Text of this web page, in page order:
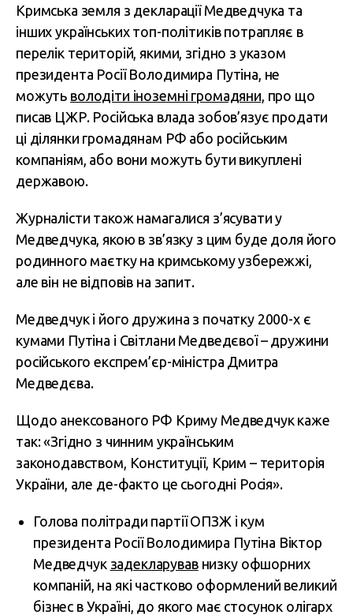
Кримська земля з декларації Медведчука та
інших українських топ-політиків потрапляє в
перелік територій, якими, згідно з указом
президента Росії Володимира Путіна, не
можуть володіти іноземні громадяни, про що
писав ЦЖР. Російська влада зобов’язує продати
ці ділянки громадянам РФ або російським
компаніям, або вони можуть бути викуплені
державою.
Журналісти також намагалися з’ясувати у
Медведчука, якою в зв’язку з цим буде доля його
родинного маєтку на кримському узбережжі,
але він не відповів на запит.
Медведчук і його дружина з початку 2000-х є
кумами Путіна і Світлани Медведєвої – дружини
російського експрем’єр-міністра Дмитра
Медведєва.
Щодо анексованого РФ Криму Медведчук каже
так: «Згідно з чинним українським
законодавством, Конституції, Крим – територія
України, але де-факто це сьогодні Росія».
Голова політради партії ОПЗЖ і кум
президента Росії Володимира Путіна Віктор
Медведчук задекларувавнизку офшорних
компаній, на які частково оформлений великий
бізнес в Україні, до якого має стосунок олігарх